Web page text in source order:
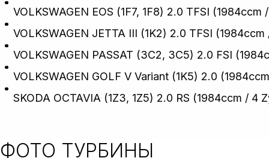
VOLKSWAGEN EOS (1F7, 1F8) 2.0 TFSI
VOLKSWAGEN JETTA III (1K2) 2.0 TFSI
VOLKSWAGEN PASSAT (3C2, 3C5) 2.0 FSI
VOLKSWAGEN GOLF V Variant (1K5) 2.0
SKODA OCTAVIA (1Z3, 1Z5) 2.0 RS (1984ccm /
ФОТО ТУРБИНЫ